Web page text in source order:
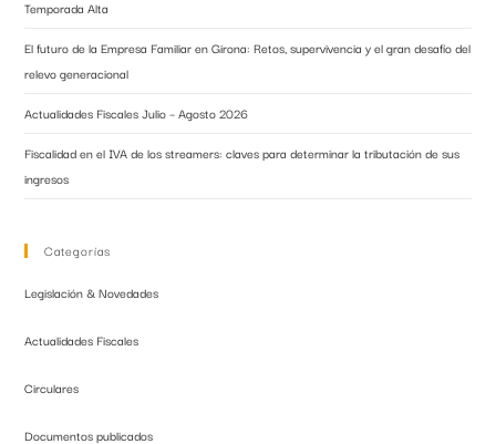
Temporada Alta
El futuro de la Empresa Familiar en Girona: Retos, supervivencia y el gran desafío del
relevo generacional
Actualidades Fiscales Julio – Agosto 2026
Fiscalidad en el IVA de los streamers: claves para determinar la tributación de sus
ingresos
Categorías
Legislación & Novedades
Actualidades Fiscales
Circulares
Documentos publicados